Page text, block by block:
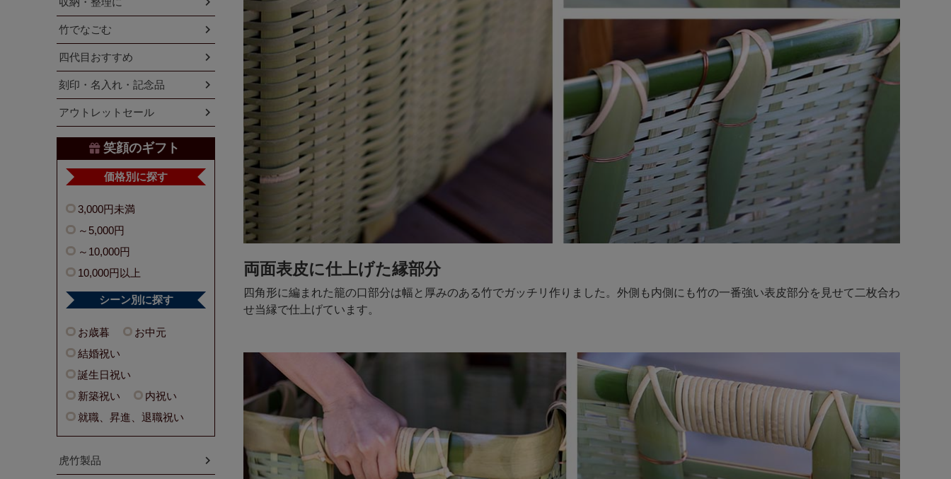
両面表皮に仕上げた縁部分
四角形に編まれた籠の口部分は幅と厚みのある竹でガッチリ作りました。外側も内側にも竹の一番強い表皮部分を見せて二枚合わ
せ当縁で仕上げています。
竹でなごむ
四代目おすすめ
刻印・名入れ・記念品
アウトレットセール
笑顔のギフト
価格別に探す
3,000円未満
～5,000円
～10,000円
10,000円以上
シーン別に探す
お歳暮
お中元
結婚祝い
誕生日祝い
新築祝い
内祝い
就職、昇進、退職祝い
虎竹製品